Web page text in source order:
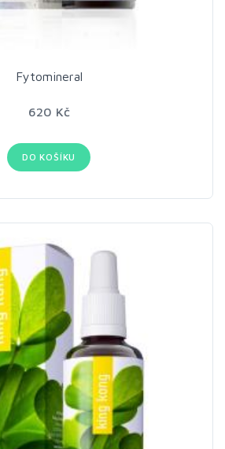
Fytomineral
620 Kč
DO KOŠÍKU